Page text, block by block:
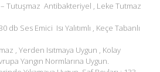
Tutuşmaz Antibakteriyel , Leke Tutmaz
Ses Emici Isı Yalıtımlı , Keçe Tabanlı
, Yerden Isıtmaya Uygun , Kolay
Yangın Normlarına Uygun.